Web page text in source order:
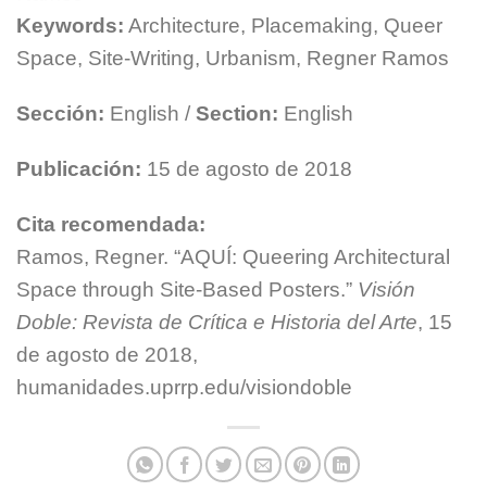
Keywords: Architecture, Placemaking, Queer
Space, Site-Writing, Urbanism, Regner Ramos
Sección: English / Section: English
Publicación: 15 de agosto de 2018
Cita recomendada:
Ramos, Regner. “AQUÍ: Queering Architectural
Space through Site-Based Posters.” Visión
Doble: Revista de Crítica e Historia del Arte, 15
de agosto de 2018,
humanidades.uprrp.edu/visiondoble